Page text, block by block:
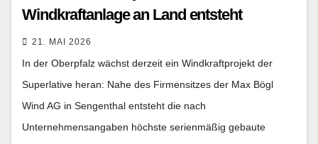
Windkraftanlage an Land entsteht
21. MAI 2026
In der Oberpfalz wächst derzeit ein Windkraftprojekt der
Superlative heran: Nahe des Firmensitzes der Max Bögl
Wind AG in Sengenthal entsteht die nach
Unternehmensangaben höchste serienmäßig gebaute